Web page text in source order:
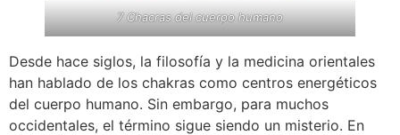
7 Chacras del cuerpo humano
Desde hace siglos, la filosofía y la medicina orientales
han hablado de los chakras como centros energéticos
del cuerpo humano. Sin embargo, para muchos
occidentales, el término sigue siendo un misterio. En